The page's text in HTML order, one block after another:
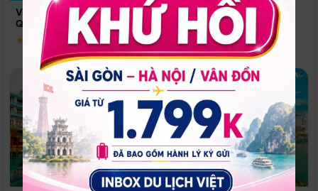
Vinpearl Resort & Spa Phu
Quoc
★ 5.0
Quoc
Phú Quốc
★ 5.0